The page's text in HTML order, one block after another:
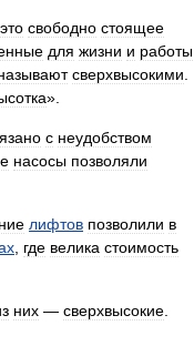
это свободно стоящее
для жизни и работы
сверхвысокими
».
с неудобством
насосы позволяли
лифтов позволили в
где велика стоимость
них — сверхвысокие